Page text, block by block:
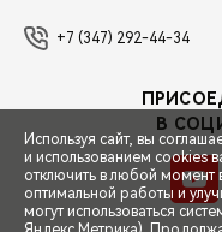
+7 (347) 292-44-34
В
Используя сайт, вы
и использованием cookies
отключить в любой момент
оптимальной работы и
могут использоваться